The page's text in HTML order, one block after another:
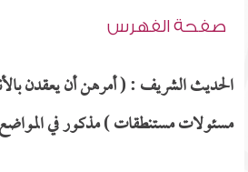
صفحة الفهرس
الحديث الشريف : ( أمرهن أن يعقدن
مسئولات مستنطقات ) مذكور في المواضع